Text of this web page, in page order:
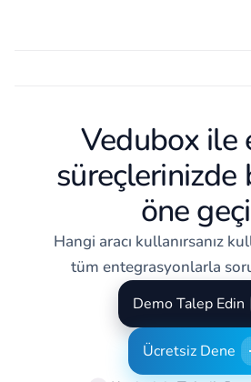
Vedubox ile
süreçlerinizde
öne
Hangi aracı kullanırsanız
tüm entegrasyonlarla
Demo Talep Edin
Demo Talep Edin
Ücretsiz Dene
Ücretsiz Dene